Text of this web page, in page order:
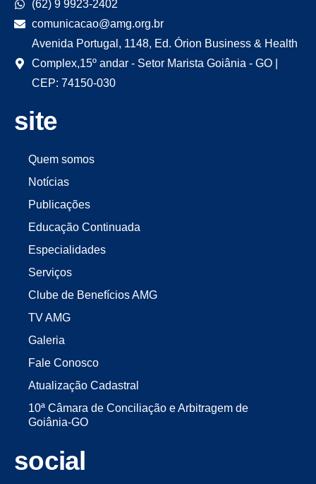
(62) 9 9923-2402
comunicacao@amg.org.br
Avenida Portugal, 1148, Ed. Órion Business & Health
Complex,15º andar - Setor Marista Goiânia - GO |
CEP: 74150-030
site
Quem somos
Notícias
Publicações
Educação Continuada
Especialidades
Serviços
Clube de Benefícios AMG
TV AMG
Galeria
Fale Conosco
Atualização Cadastral
10ª Câmara de Conciliação e Arbitragem de
Goiânia-GO
social